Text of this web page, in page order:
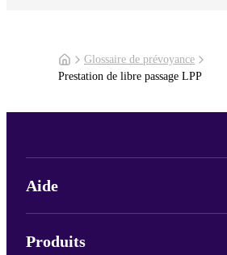
Glossaire de prévoyance
Prestation de libre passage LPP
Aide
Informations sur les fonds
Produits